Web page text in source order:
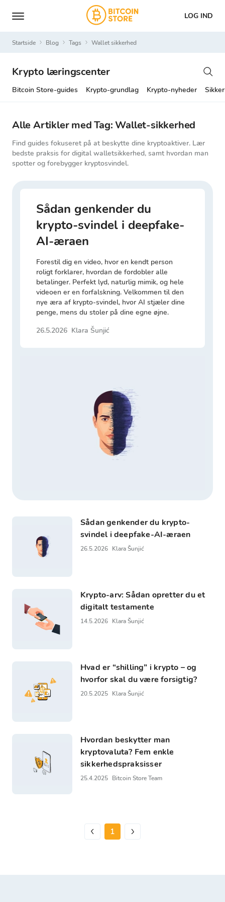
LOG IND
Startside Blog Tags wallet sikkerhed
Krypto læringscenter
Bitcoin Store-guides Krypto-grundlag Krypto-nyheder
Alle Artikler med Tag: Wallet-sikkerhed
Find guides fokuseret på at beskytte dine kryptoaktiver. Lær
bedste praksis for digital walletsikkerhed, samt hvordan man
spotter og forebygger kryptosvindel.
Sådan genkender du
krypto-svindel i deepfake-
AI-æraen
Forestil dig en video, hvor en kendt person
roligt forklarer, hvordan de fordobler alle
betalinger. Perfekt lyd, naturlig mimik, og hele
videoen er en forfalskning. Velkommen til den
nye æra af krypto-svindel, hvor AI stjæler dine
penge, mens du stoler på dine egne øjne.
26.5.2026 Klara Šunjić
Sådan genkender du krypto-
svindel i deepfake-AI-æraen
26.5.2026 Klara Šunjić
Krypto-arv: Sådan opretter du et
digitalt testamente
14.5.2026 Klara Šunjić
Hvad er “shilling” i krypto – og
hvorfor skal du være forsigtig?
20.5.2025 Klara Šunjić
Hvordan beskytter man
kryptovaluta? Fem enkle
sikkerhedspraksisser
25.4.2025 Bitcoin Store Team
1